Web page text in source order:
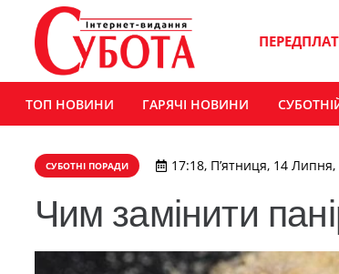
ТОП НОВИНИ ГАРЯЧІ НОВИНИ
СУБОТНІ ПОРАДИ 17:18, П’ятниця, 14 Липня,
Чим замінити